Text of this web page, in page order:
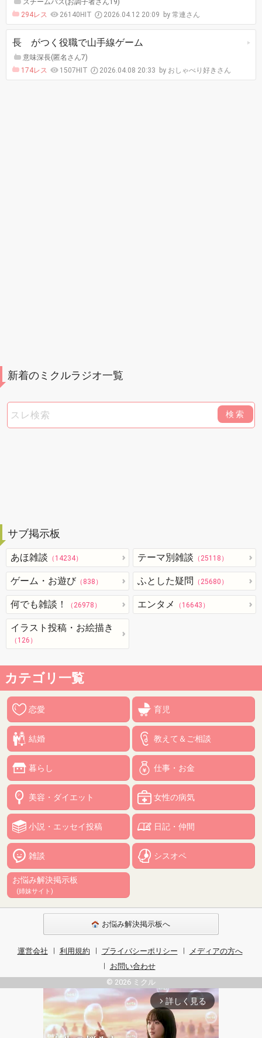
スチームバス(お調子者さん19)
294レス
26140HIT 2026.04.12 20:09 常連さん
長 がつく役職で山手線ゲーム
意味深長(匿名さん7)
174レス
1507HIT 2026.04.08 20:33 おしゃべり好きさん
新着のミクルラジオ一覧
検索
サブ掲示板
あほ雑談 （14234） テーマ別雑談 （25118）
ゲーム・お遊び （838） ふとした疑問 （25680）
何でも雑談！ （26978） エンタメ （16643）
イラスト投稿・お絵描き
（126）
カテゴリ一覧
恋愛 育児
結婚 教えて＆ご相談
暮らし 仕事・お金
美容・ダイエット 女性の病気
小説・エッセイ投稿 日記・仲間
雑談 シスオペ
お悩み解決掲示板
(姉妹サイト)
お悩み解決掲示板へ
運営会社 利用規約 プライバシーポリシー
メディアの方へ
お問い合わせ
© 2026 ミクル
arrow_forward_ios 詳しく見る